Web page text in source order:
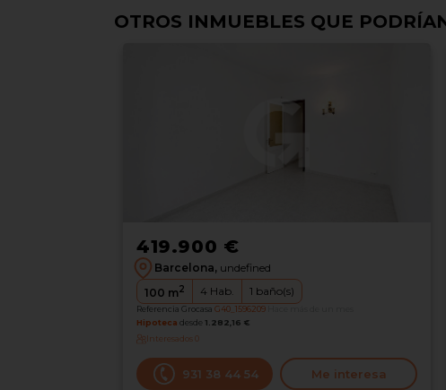
OTROS INMUEBLES QUE
419.900 €
Barcelona, undefined
100 m2 4 Hab. 1 baño(s)
Referencia Grocasa G40_1596209
Hipoteca desde 1.282,16 €
Interesados0
931 38 44 54 Me interesa